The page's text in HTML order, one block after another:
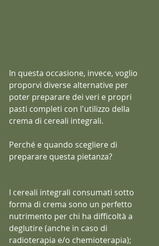
In questa occasione, invece, voglio
proporvi diverse alternative per
poter preparare dei veri e propri
pasti completi con l'utilizzo della
crema di cereali integrali.
Perché e quando scegliere di
preparare questa pietanza?
I cereali integrali consumati sotto
forma di crema sono un perfetto
nutrimento per chi ha difficoltà a
deglutire (anche in caso di
radioterapia e/o chemioterapia);